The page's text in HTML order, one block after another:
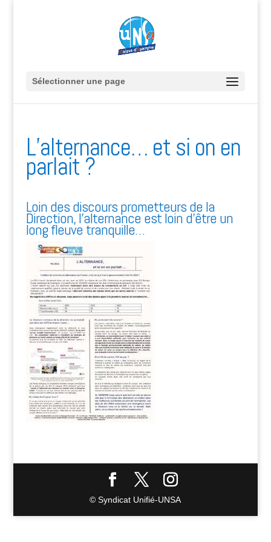
Sélectionner une page
L’alternance… et si on en
parlait ?
Loin des discours prometteurs de la
Direction, l’alternance est loin d’être un
long fleuve tranquille…
© Syndicat Unifié-UNSA